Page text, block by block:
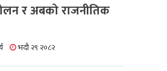
र अबको राजनीतिक
भदौ २९ २०८२